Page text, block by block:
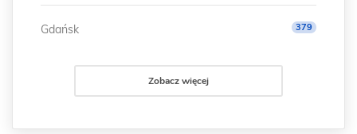
Gdańsk 379
Zobacz więcej